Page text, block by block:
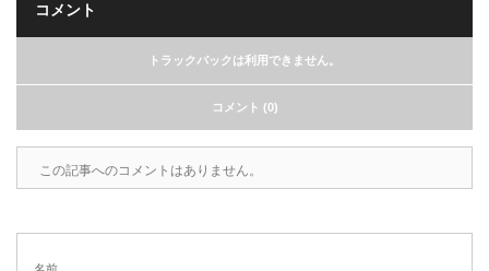
コメント
トラックバックは利用できません。
コメント (0)
この記事へのコメントはありません。